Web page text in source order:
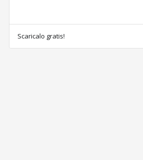
Scaricalo gratis!